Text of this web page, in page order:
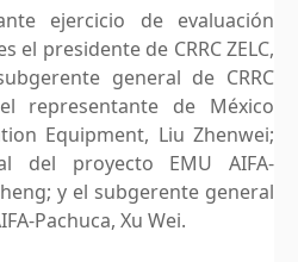
ejercicio de evaluación
el presidente de CRRC ZELC,
general de CRRC
representante de México
Equipment, Liu Zhenwei;
del proyecto EMU AIFA-
y el subgerente general
Pachuca, Xu Wei.